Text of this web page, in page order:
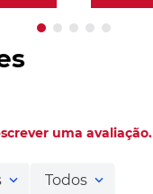
uma avaliação.
Todos